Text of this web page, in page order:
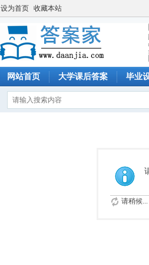
设为首页 收藏本站
网站首页 大学课后答案 毕业
请稍候...